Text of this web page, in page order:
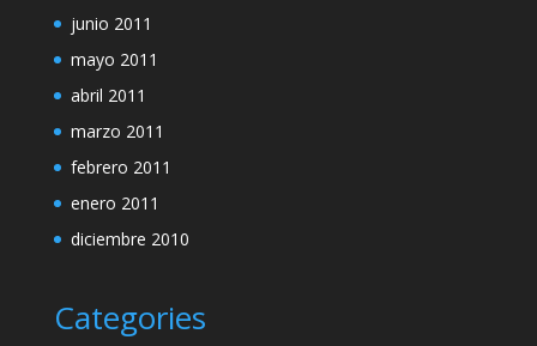
junio 2011
mayo 2011
abril 2011
marzo 2011
febrero 2011
enero 2011
diciembre 2010
Categories